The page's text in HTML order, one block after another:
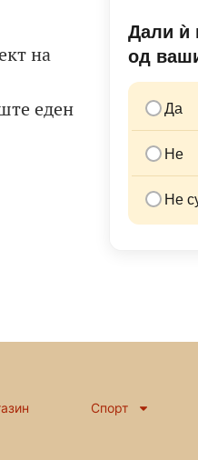
на
еден
Дали ѝ
од
Да
Не
Не
Спорт